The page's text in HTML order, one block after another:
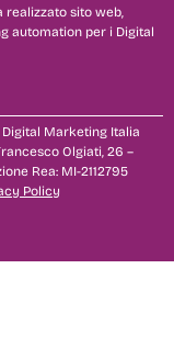
realizzato sito web,
automation per i Digital
Marketing Italia
Olgiati, 26 –
Rea: MI-2112795
Policy